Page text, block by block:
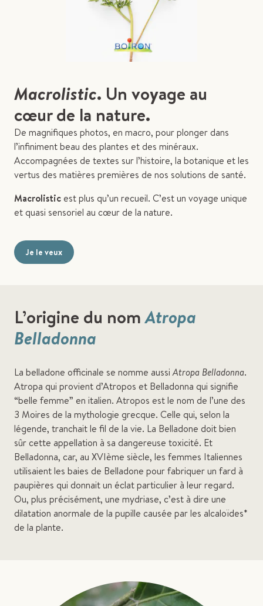
Macrolistic. Un voyage au
cœur de la nature.
De magnifiques photos, en macro, pour plonger dans
l’infiniment beau des plantes et des minéraux.
Accompagnées de textes sur l’histoire, la botanique et les
vertus des matières premières de nos solutions de santé.
Macrolistic est plus qu’un recueil. C’est un voyage unique
et quasi sensoriel au cœur de la nature.
Je le veux
L’origine du nomAtropa
Belladonna
La belladone officinale se nomme aussiAtropa Belladonna.
Atropa qui provient d’Atropos et Belladonna qui signifie
“belle femme” en italien. Atropos est le nom de l’une des
3 Moires de la mythologie grecque. Celle qui, selon la
légende, tranchait le fil de la vie. La Belladone doit bien
sûr cette appellation à sa dangereuse toxicité. Et
Belladonna, car, au XVIème siècle, les femmes Italiennes
utilisaient les baies de Belladone pour fabriquer un fard à
paupières qui donnait un éclat particulier à leur regard.
Ou, plus précisément, une mydriase, c’est à dire une
dilatation anormale de la pupille causée par les alcaloïdes*
de la plante.